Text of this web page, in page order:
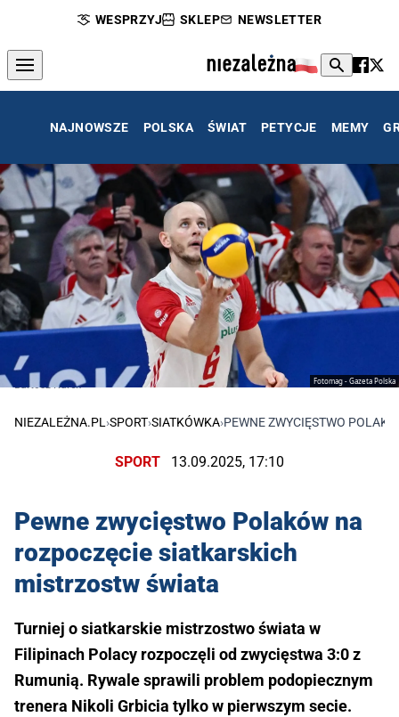
WESPRZYJ SKLEP NEWSLETTER
NAJNOWSZE POLSKA ŚWIAT PETYCJE MEMY
Fotomag - Gazeta Polska
Bartosz Kurek
NIEZALEŻNA.PL ›SPORT›SIATKÓWKA›PEWNE ZWYCIĘSTWO
SPORT 13.09.2025, 17:10
Pewne zwycięstwo Polaków na
rozpoczęcie siatkarskich
mistrzostw świata
Turniej o siatkarskie mistrzostwo świata w
Filipinach Polacy rozpoczęli od zwycięstwa 3:0 z
Rumunią. Rywale sprawili problem podopiecznym
trenera Nikoli Grbicia tylko w pierwszym secie.